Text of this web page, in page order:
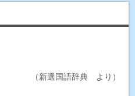
（新選国語辞典 より）